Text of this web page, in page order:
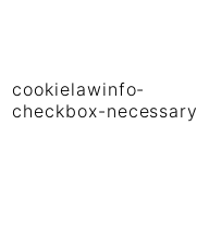
cookielawinfo-
checkbox-necessary